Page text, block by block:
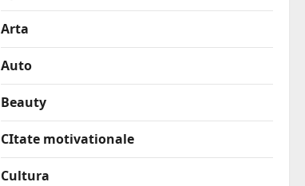
Arta
Auto
Beauty
CItate motivationale
Cultura